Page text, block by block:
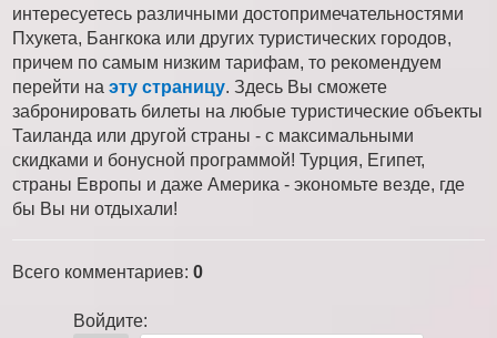
интересуетесь различными достопримечательностями
Пхукета, Бангкока или других туристических городов,
причем по самым низким тарифам, то рекомендуем
перейти на эту страницу. Здесь Вы сможете
забронировать билеты на любые туристические объекты
Таиланда или другой страны - с максимальными
скидками и бонусной программой! Турция, Египет,
страны Европы и даже Америка - экономьте везде, где
бы Вы ни отдыхали!
Всего комментариев: 0
Войдите: